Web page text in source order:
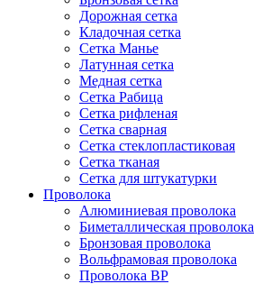
Дорожная сетка
Кладочная сетка
Сетка Манье
Латунная сетка
Медная сетка
Сетка Рабица
Сетка рифленая
Сетка сварная
Сетка стеклопластиковая
Сетка тканая
Сетка для штукатурки
Проволока
Алюминиевая проволока
Биметаллическая проволока
Бронзовая проволока
Вольфрамовая проволока
Проволока ВР